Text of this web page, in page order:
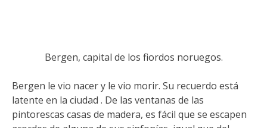
Bergen, capital de los fiordos noruegos.
Bergen le vio nacer y le vio morir. Su recuerdo está
latente en la ciudad . De las ventanas de las
pintorescas casas de madera, es fácil que se escapen